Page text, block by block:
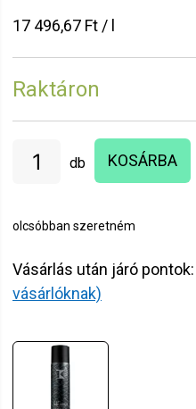
17 496,67 Ft / l
Raktáron
db KOSÁRBA
olcsóbban szeretném
Vásárlás után járó pontok:
vásárlóknak)